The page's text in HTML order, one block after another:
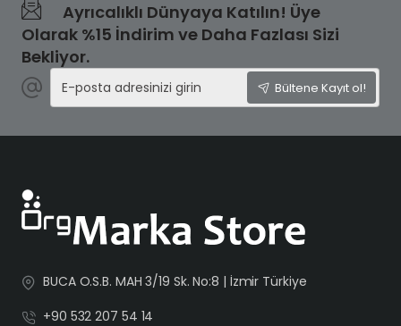
Ayrıcalıklı Dünyaya Katılın! Üye
Olarak %15 İndirim ve Daha Fazlası Sizi
Bekliyor.
E-
posta
adresinizi
Bültene Kayıt ol!
BUCA O.S.B. MAH 3/19 Sk. No:8 | İzmir Türkiye
+90 532 207 54 14